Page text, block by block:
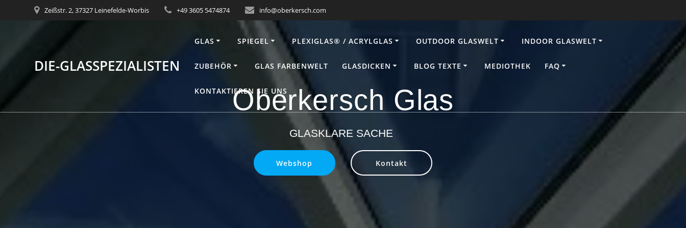
Zeißstr. 2, 37327 Leinefelde-Worbis +49 3605 5474874 info@oberkersch.com
DIE-GLASSPEZIALISTEN
GLAS SPIEGEL PLEXIGLAS® / ACRYLGLAS OUTDOOR GLASWELT INDOOR GLASWELT
ZUBEHÖR GLAS FARBENWELT GLASDICKEN BLOG TEXTE MEDIOTHEK FAQ
KONTAKTIEREN SIE UNS
Oberkersch Glas
GLASKLARE SACHE
Webshop Kontakt